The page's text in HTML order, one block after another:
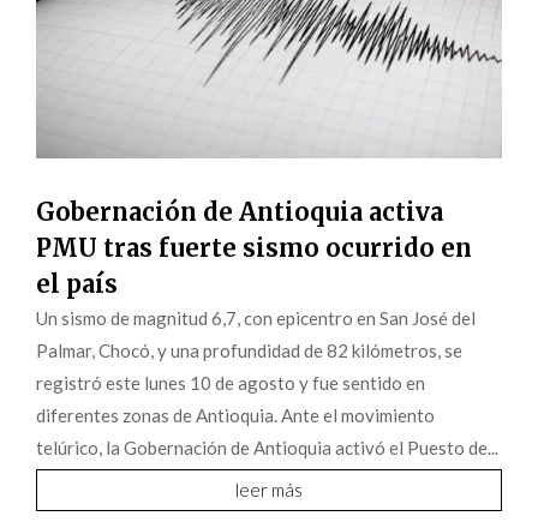
Gobernación de Antioquia activa
PMU tras fuerte sismo ocurrido en
el país
Un sismo de magnitud 6,7, con epicentro en San José del
Palmar, Chocó, y una profundidad de 82 kilómetros, se
registró este lunes 10 de agosto y fue sentido en
diferentes zonas de Antioquia. Ante el movimiento
telúrico, la Gobernación de Antioquia activó el Puesto de...
leer más